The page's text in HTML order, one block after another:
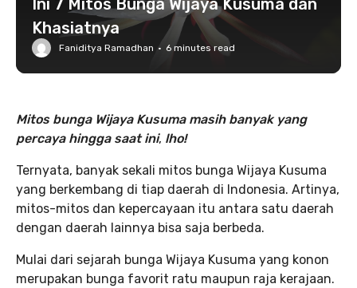
Ini 7 Mitos Bunga Wijaya Kusuma dan
Khasiatnya
Faniditya Ramadhan · 6 minutes read
Mitos bunga Wijaya Kusuma masih banyak yang
percaya hingga saat ini, lho!
Ternyata, banyak sekali mitos bunga Wijaya Kusuma
yang berkembang di tiap daerah di Indonesia. Artinya,
mitos-mitos dan kepercayaan itu antara satu daerah
dengan daerah lainnya bisa saja berbeda.
Mulai dari sejarah bunga Wijaya Kusuma yang konon
merupakan bunga favorit ratu maupun raja kerajaan.